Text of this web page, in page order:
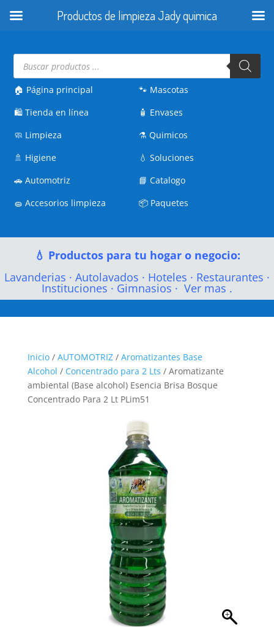
Búsqueda
productos
🏠 Página principal
🛍️Tienda en línea
🧼 Limpieza
🚿 Higiene
🚗Automotriz
🧽Accesorios limpieza
🐾 Mascotas
🧴 Envases
⚗️Quimicos
💧Soluciones
📘Catalogo
📦 Paquetes
💧 Productos para tu hogar o negocio:
Lavanderias · Autolavados · Hoteles · Restaurantes ·
Instituciones · Gimnasios · Ver mas .
Inicio/ AUTOMOTRIZ/ Aromatizantes Base
Alcohol / Concentrado para 2 Lts / Aromatizante
ambiental (Base alcohol) Esencia Brisa Bosque
Concentrado Para 2 Lt PLim51
Productos de limpieza Jady quimica